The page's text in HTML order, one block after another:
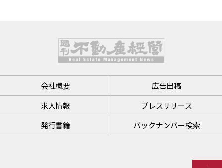
会社概要
広告出稿
求人情報
プレスリリース
発行書籍
バックナンバー検索